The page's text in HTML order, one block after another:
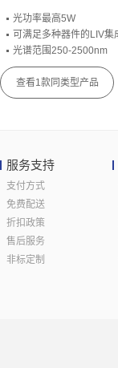
光功率最高5W
可满足多种器件的LIV集
光谱范围250-2500nm
反射率优于98%
内径30mm（可以根据客
外壳采用航空铝合金，表面喷砂氧化黑，良好的机
查看1款同类型产品
服务支持
支付方式
免费配送
折扣政策
售后服务
非标定制